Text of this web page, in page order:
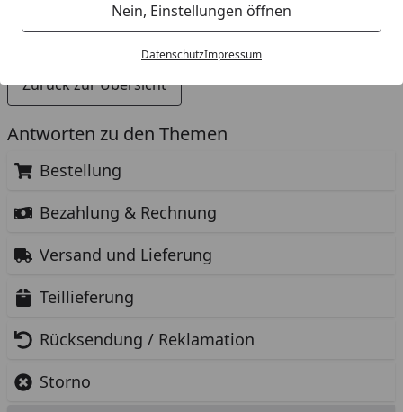
Nein, Einstellungen öffnen
DatenschutzImpressum
Antworten zu den Themen
Bestellung
Bezahlung & Rechnung
Versand und Lieferung
Teillieferung
Rücksendung / Reklamation
Storno
Wie kann ich den Newslettergutschein einlösen?
Wie kann ich mich vom Newsletter abmelden?
Zurück zur Übersicht